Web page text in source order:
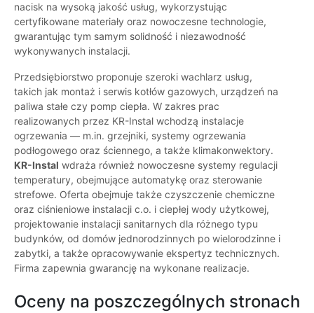
nacisk na wysoką jakość usług, wykorzystując
certyfikowane materiały oraz nowoczesne technologie,
gwarantując tym samym solidność i niezawodność
wykonywanych instalacji.
Przedsiębiorstwo proponuje szeroki wachlarz usług,
takich jak montaż i serwis kotłów gazowych, urządzeń na
paliwa stałe czy pomp ciepła. W zakres prac
realizowanych przez KR-Instal wchodzą instalacje
ogrzewania — m.in. grzejniki, systemy ogrzewania
podłogowego oraz ściennego, a także klimakonwektory.
KR-Instal wdraża również nowoczesne systemy regulacji
temperatury, obejmujące automatykę oraz sterowanie
strefowe. Oferta obejmuje także czyszczenie chemiczne
oraz ciśnieniowe instalacji c.o. i ciepłej wody użytkowej,
projektowanie instalacji sanitarnych dla różnego typu
budynków, od domów jednorodzinnych po wielorodzinne i
zabytki, a także opracowywanie ekspertyz technicznych.
Firma zapewnia gwarancję na wykonane realizacje.
Oceny na poszczególnych stronach